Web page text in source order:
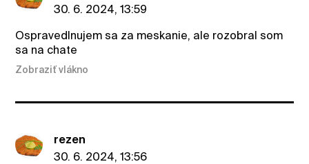
30. 6. 2024, 13:59
Ospravedlnujem sa za meskanie, ale rozobral som
sa na chate
Zobraziť vlákno
rezen
30. 6. 2024, 13:56